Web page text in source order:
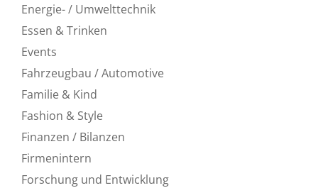
Energie- / Umwelttechnik
Essen & Trinken
Events
Fahrzeugbau / Automotive
Familie & Kind
Fashion & Style
Finanzen / Bilanzen
Firmenintern
Forschung und Entwicklung